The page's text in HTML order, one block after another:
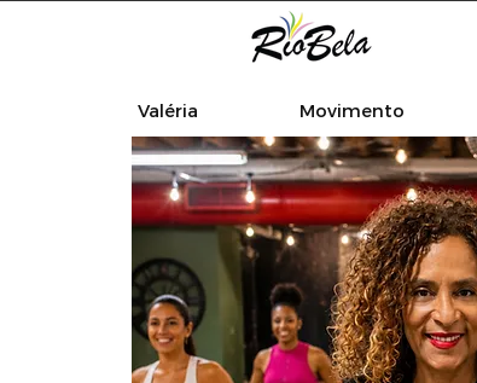
Valéria Movimento